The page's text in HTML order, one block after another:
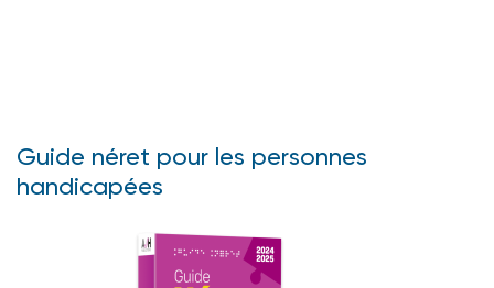
Guide néret pour les personnes
handicapées